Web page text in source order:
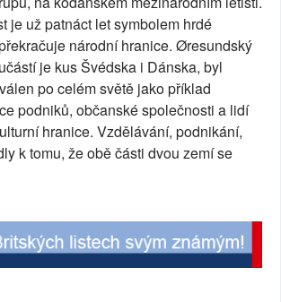
je už patnáct let symbolem hrdé
národní hranice. Øresundský
je kus Švédska i Dánska, byl
po celém světě jako příklad
podniků, občanské společnosti a lidí
hranice. Vzdělávání, podnikání,
k tomu, že obě části dvou zemí se